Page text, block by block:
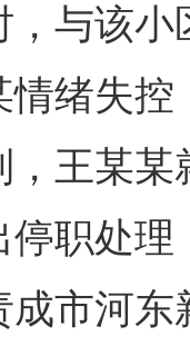
与该
绪失
，王某
职处
成市河